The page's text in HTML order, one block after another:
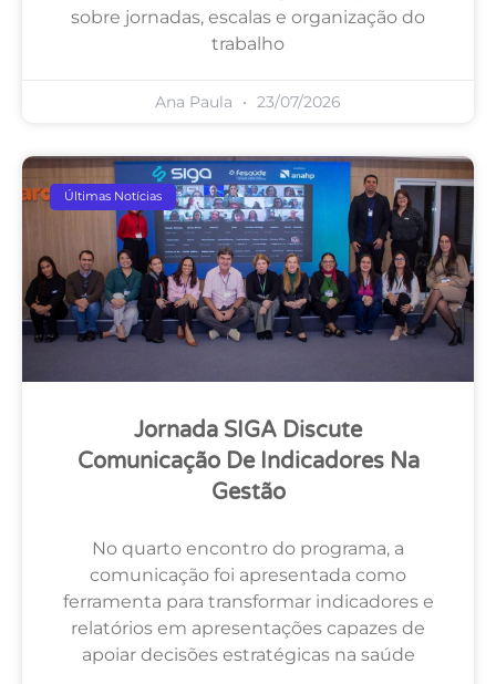
sobre jornadas, escalas e organização do
trabalho
Ana Paula 23/07/2026
Últimas Notícias
Jornada SIGA Discute
Comunicação De Indicadores Na
Gestão
No quarto encontro do programa, a
comunicação foi apresentada como
ferramenta para transformar indicadores e
relatórios em apresentações capazes de
apoiar decisões estratégicas na saúde